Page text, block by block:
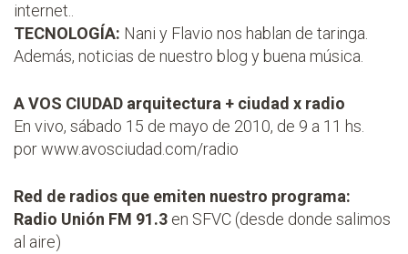
internet..
TECNOLOGÍA: Nani y Flavio nos hablan de taringa.
Además, noticias de nuestro blog y buena música.
A VOS CIUDAD arquitectura + ciudad x radio
En vivo, sábado 15 de mayo de 2010, de 9 a 11 hs.
porwww.avosciudad.com/radio
Red de radios que emiten nuestro programa:
Radio Unión FM 91.3 en SFVC (desde donde salimos
al aire)